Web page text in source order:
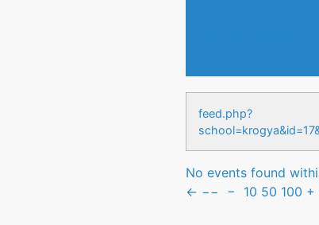
feed.php?
No events found
← −− − 10 50 100 +